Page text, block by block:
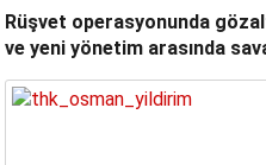
Rüşvet operasyonunda
ve yeni yönetim arasında